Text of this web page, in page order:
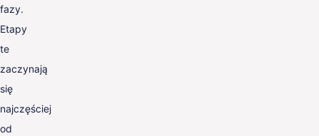
fazy.
Etapy
te
zaczynają
się
najczęściej
od